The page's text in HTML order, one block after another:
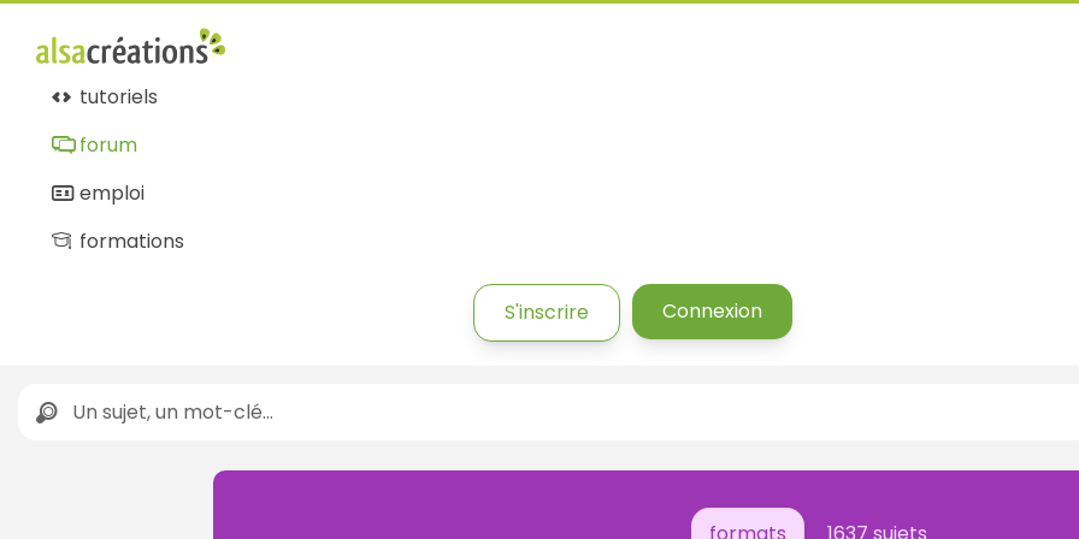
tutoriels
forum
emploi
formations
S'inscrire Connexion